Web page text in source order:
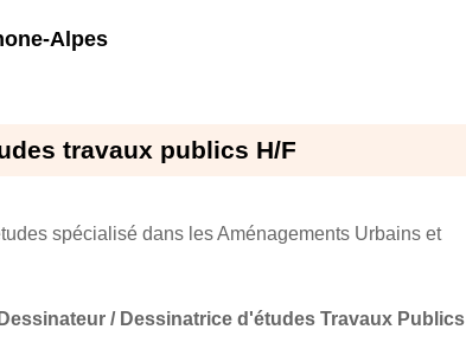
Alpes
travaux publics H/F
spécialisé dans les Aménagements Urbains et
Dessinateur / Dessinatrice d'études Travaux Publics